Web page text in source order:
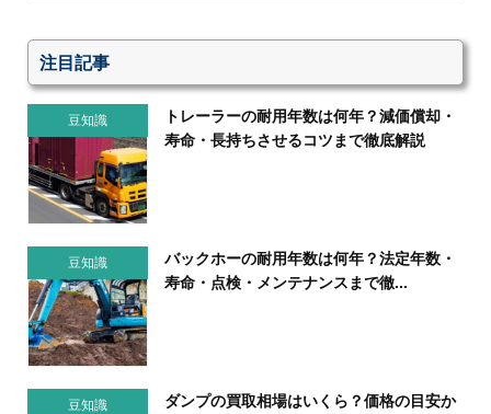
注目記事
豆知識
トレーラーの耐用年数は何年？減価償却・
寿命・長持ちさせるコツまで徹底解説
豆知識
バックホーの耐用年数は何年？法定年数・
寿命・点検・メンテナンスまで徹...
豆知識
ダンプの買取相場はいくら？価格の目安か